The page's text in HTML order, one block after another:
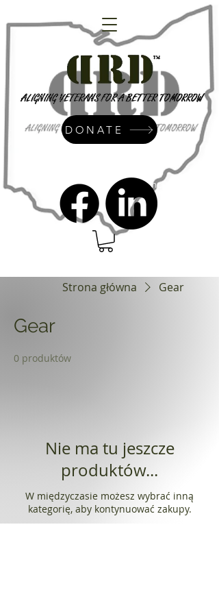
admin@dressrightdressinc.org
DONATE
Strona główna Gear
Gear
0 produktów
Nie ma tu jeszcze
produktów...
W międzyczasie możesz wybrać inną
kategorię, aby kontynuować zakupy.